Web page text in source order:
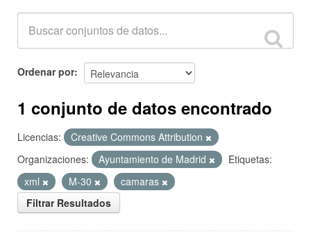
Ordenar por
1 conjunto de datos encontrado
Licencias:
Creative Commons Attribution
Organizaciones:
Ayuntamiento de Madrid
Etiquetas:
xml
M-30
camaras
Filtrar Resultados